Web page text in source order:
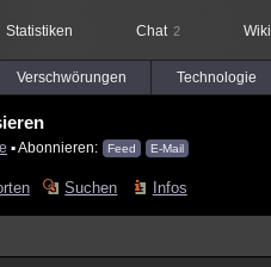
Statistiken Chat 2 Wiki
Verschwörungen Technologie
▪ Abonnieren: Feed E-Mail
Suchen Infos